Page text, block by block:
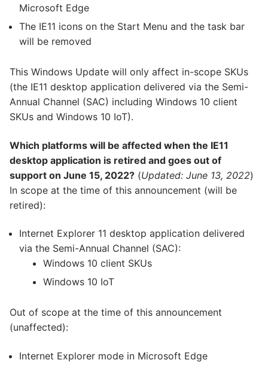
Microsoft Edge
The IE11 icons on the Start Menu and the task bar
will be removed
This Windows Update will only affect in-scope SKUs
(the IE11 desktop application delivered via the Semi-
Annual Channel (SAC) including Windows 10 client
SKUs and Windows 10 IoT).
Which platforms will be affected when the IE11
desktop application is retired and goes out of
support on June 15, 2022? (Updated: June 13, 2022)
In scope at the time of this announcement (will be
retired):
Internet Explorer 11 desktop application delivered
via the Semi-Annual Channel (SAC):
Windows 10 client SKUs
Windows 10 IoT
Out of scope at the time of this announcement
(unaffected):
Internet Explorer mode in Microsoft Edge